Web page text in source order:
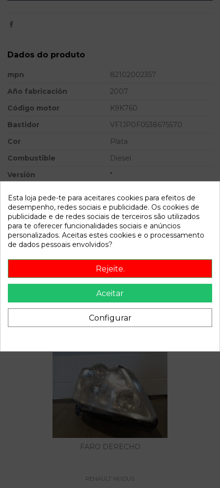
Dados do produto
mpn
82102002357
Año fabricación
2007
Código motor
K9K760
Bastidor
VF1JP0F0538675570
Cor
Plata
Combustible
Diesel
Versión
*
Referência 802969
Disponível a partir de: 2023-10-05
Descrição
Recambio de mando intermitentes para renault modus
referencia OEM IAM 82102002357
FARO DERECHO
RENAULT MODUS
Esta loja pede-te para aceitares cookies para efeitos de
desempenho, redes sociais e publicidade. Os cookies de
publicidade e de redes sociais de terceiros são utilizados
para te oferecer funcionalidades sociais e anúncios
personalizados. Aceitas estes cookies e o processamento
de dados pessoais envolvidos?
Rejeite.
Aceitar
Configurar